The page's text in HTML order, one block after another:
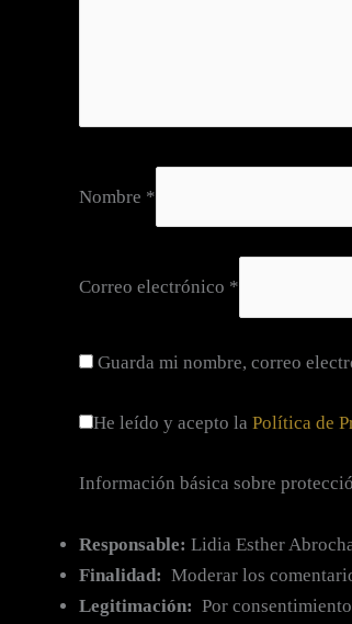
Nombre *
Correo electrónico *
Guarda mi nombre, correo
He leído y acepto la Política de
Información básica sobre
Responsable: Lidia Esther
Finalidad: Moderar los
Legitimación: Por